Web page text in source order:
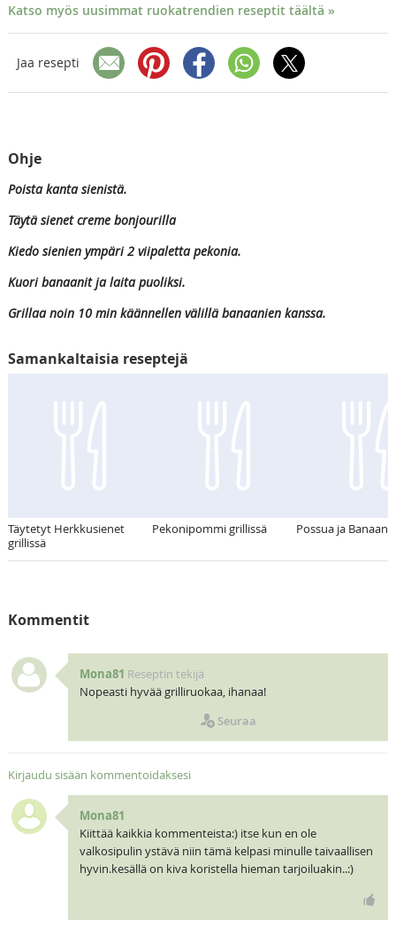
Katso myös uusimmat ruokatrendien reseptit täältä »
Jaa resepti
Ohje
Poista kanta sienistä.
Täytä sienet creme bonjourilla
Kiedo sienien ympäri 2 viipaletta pekonia.
Kuori banaanit ja laita puoliksi.
Grillaa noin 10 min käännellen välillä banaanien kanssa.
Samankaltaisia reseptejä
Täytetyt Herkkusienet
grillissä
Pekonipommi grillissä Possua ja
Kommentit
Mona81 Reseptin tekijä
Nopeasti hyvää grilliruokaa, ihanaa!
Seuraa
Kirjaudu sisään kommentoidaksesi
Mona81
Kiittää kaikkia kommenteista:) itse kun en ole
valkosipulin ystävä niin tämä kelpasi minulle taivaallisen
hyvin.kesällä on kiva koristella hieman tarjoiluakin..:)